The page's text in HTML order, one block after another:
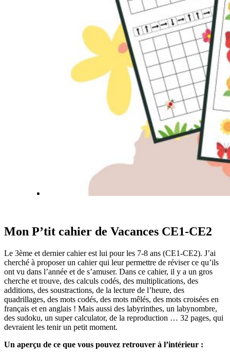
Mon P’tit cahier de Vacances CE1-CE2
Le 3ème et dernier cahier est lui pour les 7-8 ans (CE1-CE2). J’ai
cherché à proposer un cahier qui leur permettre de réviser ce qu’ils
ont vu dans l’année et de s’amuser. Dans ce cahier, il y a un gros
cherche et trouve, des calculs codés, des multiplications, des
additions, des soustractions, de la lecture de l’heure, des
quadrillages, des mots codés, des mots mêlés, des mots croisées en
français et en anglais ! Mais aussi des labyrinthes, un labynombre,
des sudoku, un super calculator, de la reproduction … 32 pages, qui
devraient les tenir un petit moment.
Un aperçu de ce que vous pouvez retrouver à l’intérieur :